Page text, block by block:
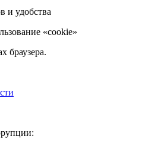
и удобства
«cookie»
браузера.